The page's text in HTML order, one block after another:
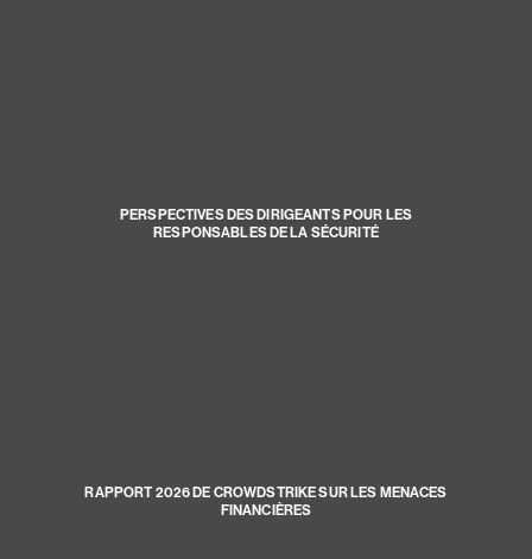
PERSPECTIVES DES DIRIGEANTS POUR LES
RESPONSABLES DE LA SÉCURITÉ
RAPPORT 2026 DE CROWDSTRIKE SUR LES MENACES
FINANCIÈRES